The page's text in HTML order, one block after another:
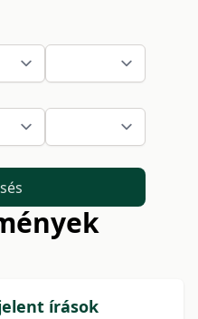
írások